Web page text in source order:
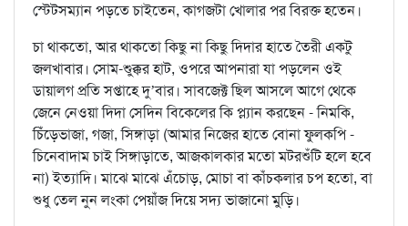
স্টেটসম্যান পড়তে চাইতেন, কাগজটা খোলার পর বিরক্ত হতেন।
চা থাকতো, আর থাকতো কিছু না কিছু দিদার হাতে তৈরী একটু
জলখাবার। সোম-শুক্কুর হাট, ওপরে আপনারা যা পড়লেন ওই
ডায়ালগ প্রতি সপ্তাহে দু’বার। সাবজেক্ট ছিল আসলে আগে থেকে
জেনে নেওয়া দিদা সেদিন বিকেলের কি প্ল্যান করছেন - নিমকি,
চিঁড়েভাজা, গজা, সিঙ্গাড়া (আমার নিজের হাতে বোনা ফুলকপি -
চিনেবাদাম চাই সিঙ্গাড়াতে, আজকালকার মতো মটরশুঁটি হলে হবে
না) ইত্যাদি। মাঝে মাঝে এঁচোড়, মোচা বা কাঁচকলার চপ হতো, বা
শুধু তেল নুন লংকা পেয়াঁজ দিয়ে সদ্য ভাজানো মুড়ি।